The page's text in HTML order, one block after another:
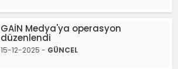
GAİN Medya'ya operasyon
düzenlendi
15-12-2025 - GÜNCEL